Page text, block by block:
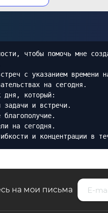
чтобы помочь мне
с указанием времени
на сегодня.
дня, который:
задачи и встречи.
на сегодня.
и концентрации в
на мои письма